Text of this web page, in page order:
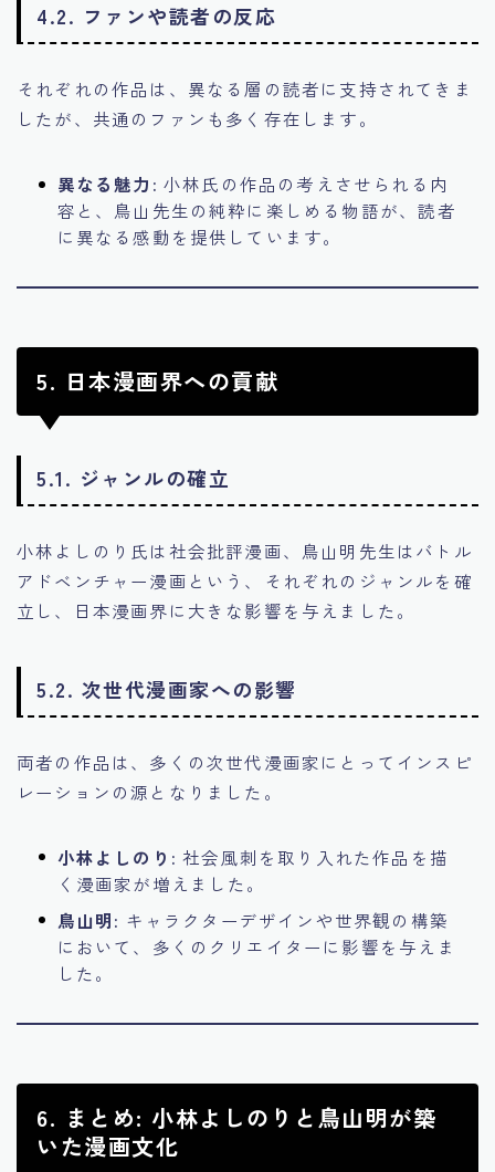
4.2. ファンや読者の反応
それぞれの作品は、異なる層の読者に支持されてきま
したが、共通のファンも多く存在します。
異なる魅力: 小林氏の作品の考えさせられる内
容と、鳥山先生の純粋に楽しめる物語が、読者
に異なる感動を提供しています。
5. 日本漫画界への貢献
5.1. ジャンルの確立
小林よしのり氏は社会批評漫画、鳥山明先生はバトル
アドベンチャー漫画という、それぞれのジャンルを確
立し、日本漫画界に大きな影響を与えました。
5.2. 次世代漫画家への影響
両者の作品は、多くの次世代漫画家にとってインスピ
レーションの源となりました。
小林よしのり: 社会風刺を取り入れた作品を描
く漫画家が増えました。
鳥山明: キャラクターデザインや世界観の構築
において、多くのクリエイターに影響を与えま
した。
6. まとめ: 小林よしのりと鳥山明が築
いた漫画文化